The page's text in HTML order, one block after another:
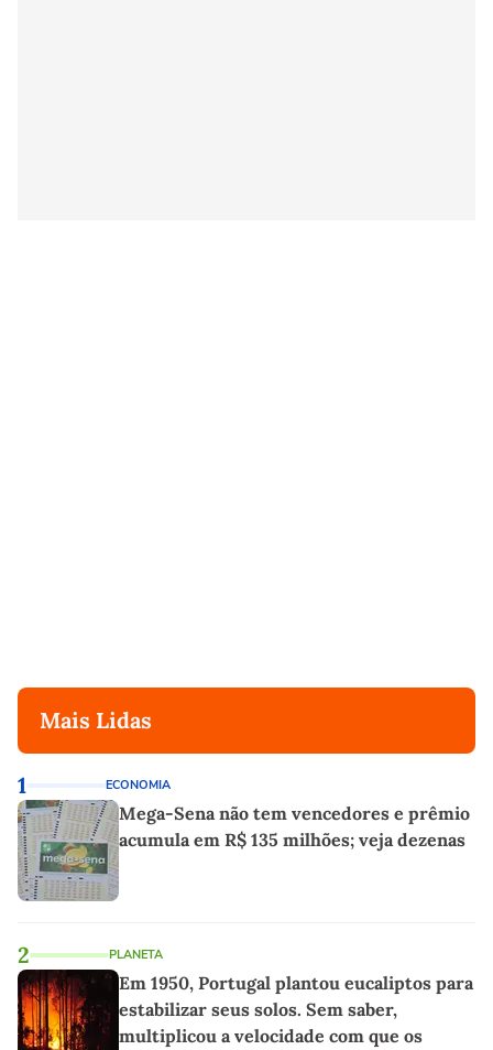
Mais Lidas
1 ECONOMIA
Mega-Sena não tem vencedores e prêmio
acumula em R$ 135 milhões; veja dezenas
2 PLANETA
Em 1950, Portugal plantou eucaliptos para
estabilizar seus solos. Sem saber,
multiplicou a velocidade com que os